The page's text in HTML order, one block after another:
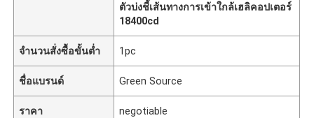
ตัวบ่งชี้เส้นทางการเข้าใกล้เฮลิคอปเตอร์
18400cd
จำนวนสั่งซื้อขั้นต่ำ 1pc
ชื่อแบรนด์ Green Source
ราคา negotiable